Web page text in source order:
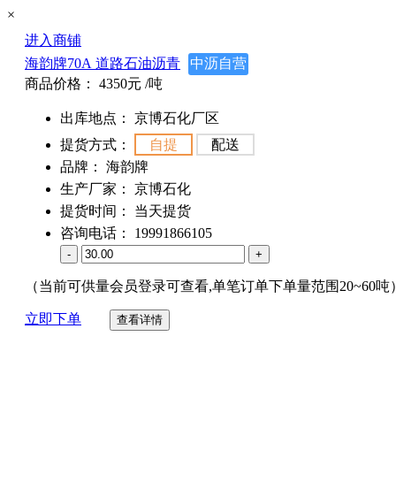
×
进入商铺
海韵牌70A 道路石油沥青
中沥自营
商品价格：
4350元 /吨
出库地点：
京博石化厂区
提货方式：
自提
配送
品牌：
海韵牌
生产厂家：
京博石化
提货时间：
当天提货
咨询电话：
19991866105
- +
（当前可供量会员登录可查看,单笔订单下单量范围20~60吨
立即下单 查看详情